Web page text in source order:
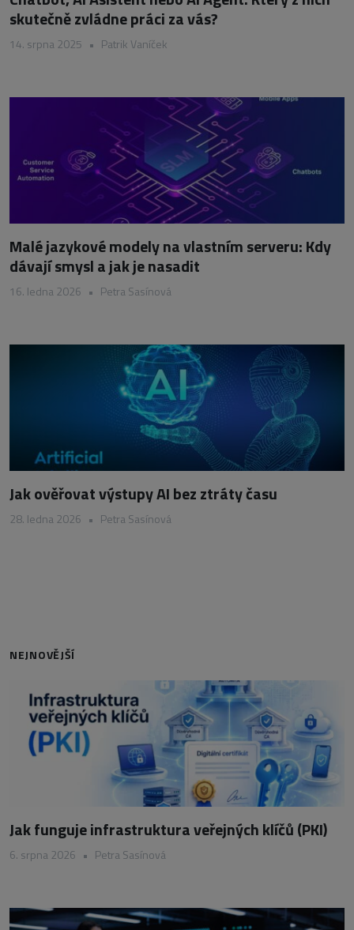
skutečně zvládne práci za vás?
14. srpna 2025 • Patrik Vaníček
Malé jazykové modely na vlastním serveru: Kdy
dávají smysl a jak je nasadit
16. ledna 2026 • Petra Sasínová
Jak ověřovat výstupy AI bez ztráty času
28. ledna 2026 • Petra Sasínová
NEJNOVĚJŠÍ
Jak funguje infrastruktura veřejných klíčů (PKI)
6. srpna 2026 • Petra Sasínová